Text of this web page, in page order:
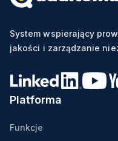
System wspierający
jakości i zarządzanie
Platforma
Funkcje